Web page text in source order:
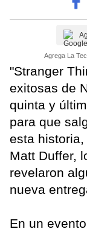
Agrega La
"Stranger
exitosas de
quinta y
para que
esta
Matt Duffer,
revelaron
nueva
En un